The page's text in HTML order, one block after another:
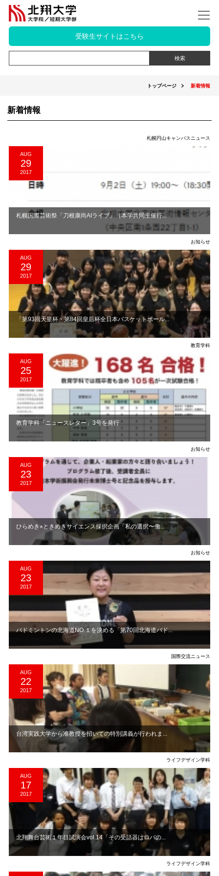
受験生サイトはこちら
トップページ 新着情報
新着情報
札幌円山キャンパスニュース
AUG
29
2017
札幌国際芸術祭「刀根康尚AIライブ」（本学共同主催行...
お知らせ
AUG
29
2017
「第93回天皇杯・第84回皇后杯全日本バスケットボール...
教育学科
AUG
25
2017
教育学科「ニュースレター」3号を発行
お知らせ
AUG
23
2017
ひらめき⭐︎ときめきサイエンス採択企画「私の選択〜働...
お知らせ
AUG
23
2017
バドミントンの北海道NO.１を決める「第70回北海道バド...
国際交流ニュース
AUG
22
2017
台湾実践大学から准教授を招いての特別講義が行われま...
ライフデザイン学科
AUG
17
2017
北翔舞台芸術１年目試演会vol.14「その受話器はロバの...
ライフデザイン学科